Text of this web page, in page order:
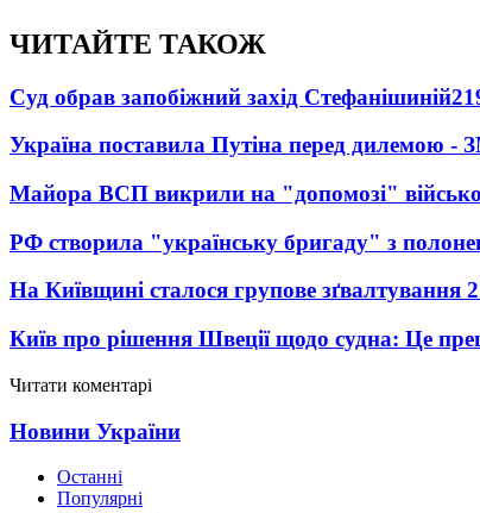
ЧИТАЙТЕ ТАКОЖ
Суд обрав запобіжний захід Стефанішиній
Україна поставила Путіна перед дилемою -
Майора ВСП викрили на "допомозі"
РФ створила "українську бригаду" з
На Київщині сталося групове зґвалтування
Київ про рішення Швеції щодо судна: Це
Читати коментарі
Новини України
Останні
Популярні